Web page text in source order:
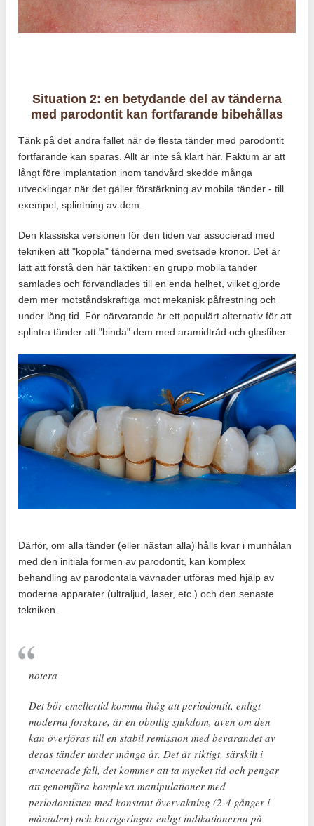
Situation 2: en betydande del av tänderna
med parodontit kan fortfarande bibehållas
Tänk på det andra fallet när de flesta tänder med parodontit
fortfarande kan sparas. Allt är inte så klart här. Faktum är att
långt före implantation inom tandvård skedde många
utvecklingar när det gäller förstärkning av mobila tänder - till
exempel, splintning av dem.
Den klassiska versionen för den tiden var associerad med
tekniken att "koppla" tänderna med svetsade kronor. Det är
lätt att förstå den här taktiken: en grupp mobila tänder
samlades och förvandlades till en enda helhet, vilket gjorde
dem mer motståndskraftiga mot mekanisk påfrestning och
under lång tid. För närvarande är ett populärt alternativ för att
splintra tänder att "binda" dem med aramidtråd och glasfiber.
Därför, om alla tänder (eller nästan alla) hålls kvar i munhålan
med den initiala formen av parodontit, kan komplex
behandling av parodontala vävnader utföras med hjälp av
moderna apparater (ultraljud, laser, etc.) och den senaste
tekniken.
notera
Det bör emellertid komma ihåg att periodontit, enligt
moderna forskare, är en obotlig sjukdom, även om den
kan överföras till en stabil remission med bevarandet av
deras tänder under många år. Det är riktigt, särskilt i
avancerade fall, det kommer att ta mycket tid och pengar
att genomföra komplexa manipulationer med
periodontisten med konstant övervakning (2-4 gånger i
månaden) och korrigeringar enligt indikationerna på